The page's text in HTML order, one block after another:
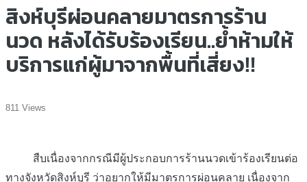
สิงห์บุรีผ่อนคลายมาตรการร้าน
นวด หลังได้รับร้องเรียน..ย้ำห้ามให้
บริการแก่ผู้มาจากพื้นที่เสี่ยง‼️
811 Views
สืบเนื่องจากกรณีมีผู้ประกอบการร้านนวดเข้าร้องเรียนต่อ
ทางจังหวัดสิงห์บุรี ว่าอยากให้มีมาตรการผ่อนคลาย เนื่องจาก